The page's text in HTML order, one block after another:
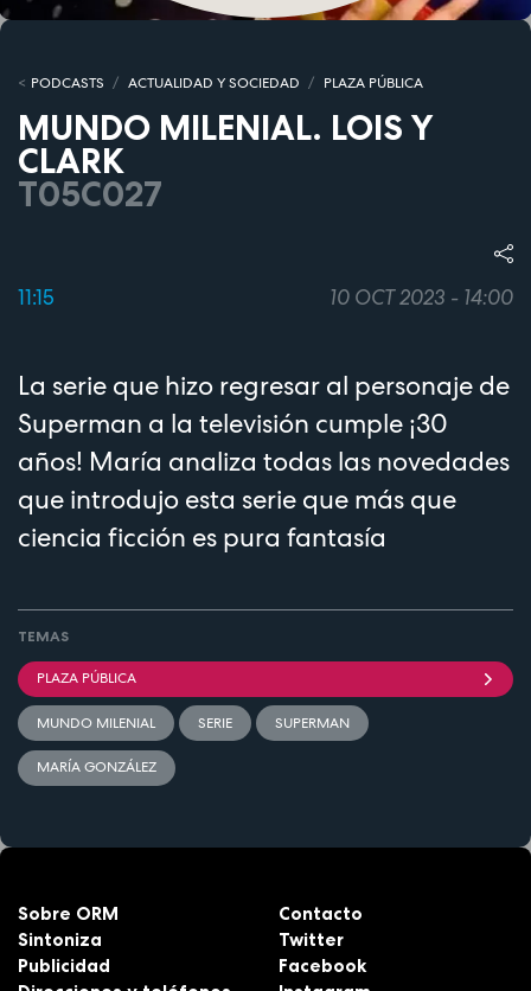
PODCASTS ACTUALIDAD Y SOCIEDAD PLAZA PÚBLICA
MUNDO MILENIAL. LOIS Y
CLARK
T05C027
11:15 10 OCT 2023 - 14:00
La serie que hizo regresar al personaje de
Superman a la televisión cumple ¡30
años! María analiza todas las novedades
que introdujo esta serie que más que
ciencia ficción es pura fantasía
TEMAS
PLAZA PÚBLICA
MUNDO MILENIAL SERIE SUPERMAN
MARÍA GONZÁLEZ
Sobre ORM
Sintoniza
Publicidad
Contacto
Twitter
Facebook